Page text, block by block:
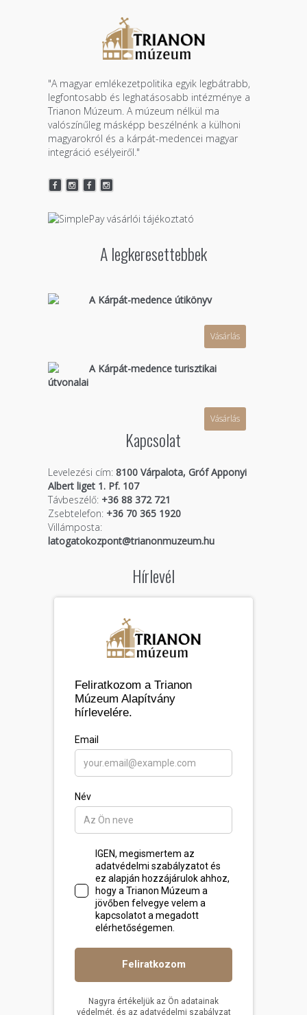
"A magyar emlékezetpolitika egyik legbátrabb,
legfontosabb és leghatásosabb intézménye a
Trianon Múzeum. A múzeum nélkül ma
valószínűleg másképp beszélnénk a külhoni
magyarokról és a kárpát-medencei magyar
integráció esélyeiről."
A legkeresettebbek
A Kárpát-medence útikönyv
Vásárlás
A Kárpát-medence turisztikai
útvonalai
Vásárlás
Kapcsolat
Levelezési cím: 8100 Várpalota, Gróf Apponyi
Albert liget 1. Pf. 107
Távbeszélő:+36 88 372 721
Zsebtelefon:+36 70 365 1920
Villámposta:
latogatokozpont@trianonmuzeum.hu
Hírlevél